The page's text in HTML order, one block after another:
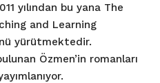
yılından bu yana The
and Learning
yürütmektedir.
Özmen’in romanları